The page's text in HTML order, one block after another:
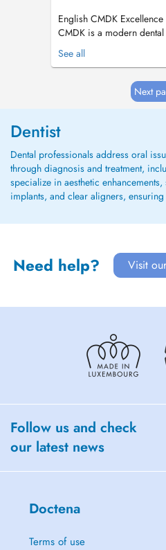
English CMDK
CMDK is a modern
heart of Kirchberg,
advanced dentistry with
precision, empathy, and
technology. We provide a
See all
Next
Dentist
Dental professionals address oral
through diagnosis and treatment,
specialize in aesthetic
implants, and clear aligners,
Need help? Visit
Follow us and check
our latest news
Doctena
Terms of use